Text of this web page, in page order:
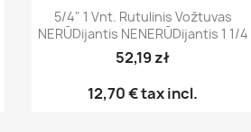
Greita peržiūra
5/4" 1 Vnt. Rutulinis Vožtuvas
NERŪDijantis NENERŪDijantis 1 1/4
52,19 zł
12,70 €tax incl.